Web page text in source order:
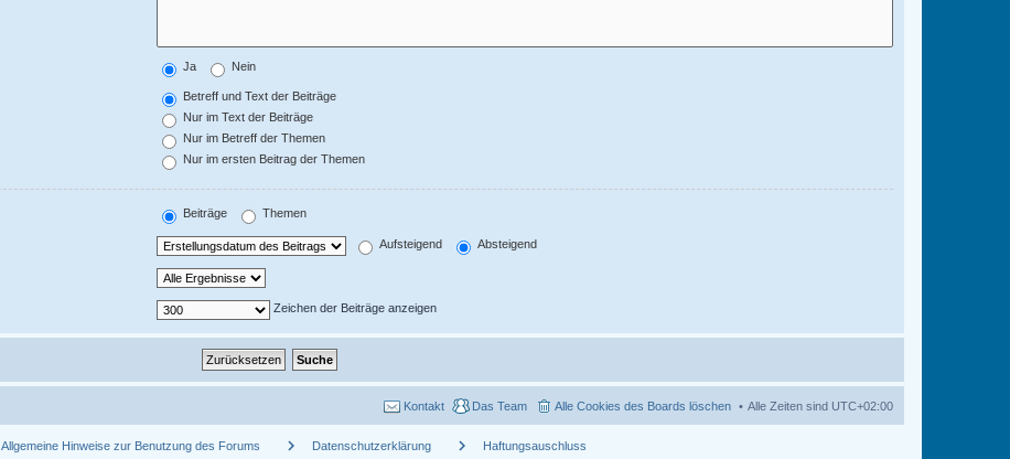
Ja Nein
Betreff und Text der Beiträge
Nur im Text der Beiträge
Nur im Betreff der Themen
Nur im ersten Beitrag der Themen
Beiträge Themen
Aufsteigend Absteigend
Zeichen der Beiträge anzeigen
Alle Zeiten sind UTC+02:00
Alle Cookies des Boards löschen
Das Team
Kontakt
Allgemeine Hinweise zur Benutzung des Forums chevron_right Datenschutzerklärung chevron_right Haftungsauschluss